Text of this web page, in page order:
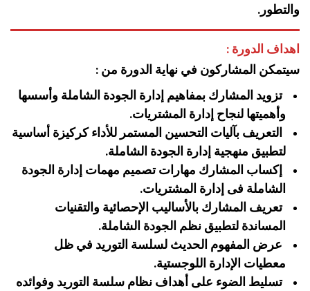
والتطور.
اهداف الدورة :
سيتمكن المشاركون في نهاية الدورة من :
تزويد المشارك بمفاهيم إدارة الجودة الشاملة وأسسها
وأهميتها لنجاح إدارة المشتريات.
التعريف بآليات التحسين المستمر للأداء كركيزة أساسية
لتطبيق منهجية إدارة الجودة الشاملة.
إكساب المشارك مهارات تصميم مهمات إدارة الجودة
الشاملة فى إدارة المشتريات.
تعريف المشارك بالأساليب الإحصائية والتقنيات
المساندة لتطبيق نظم الجودة الشاملة.
عرض المفهوم الحديث لسلسة التوريد في ظل
معطيات الإدارة اللوجستية.
تسليط الضوء على أهداف نظام سلسة التوريد وفوائده